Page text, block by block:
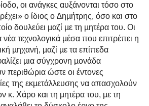
οι ανάγκες αυξάνονται τόσο στο
ο ίδιος ο ∆ηµήτρης, όσο και στο
δουλεύει µαζί µε τη µητέρα του. Οι
νέα τεχνολογικά µέσα που επιτρέπει η
µηχανή, µαζί µε τα επίπεδα
µια σύγχρονη µονάδα
περιθώρια ώστε οι έντονες
της εκµετάλλευσης να απασχολούν
κ. Χάρο και τη µητέρα του, µε τη